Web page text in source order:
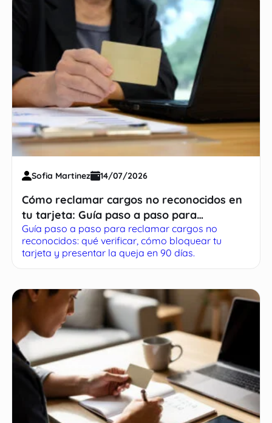
Sofia Martinez 14/07/2026
Cómo reclamar cargos no reconocidos en
tu tarjeta: Guía paso a paso para
recuperar tu dinero
Guía paso a paso para reclamar cargos no
reconocidos: qué verificar, cómo bloquear tu
tarjeta y presentar la queja en 90 días.